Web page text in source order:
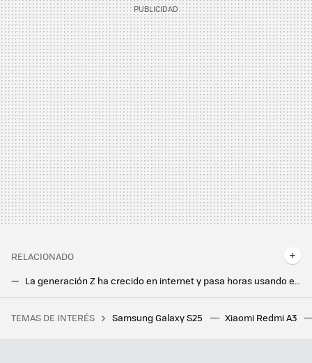
RELACIONADO
La generación Z ha crecido en internet y pasa horas usando el móvil. Eso sí, mejor no les pidas usar herramientas como Excel
El fin de una era. Google Maps tiene una nueva voz para el GPS en España
Este anime de astronautas ostenta un récord loco e imbatible: tener el primer diálogo en una obra de ficción grabada desde la Estación Espacial Internacional
TEMAS DE INTERÉS Samsung Galaxy S25 Xiaomi Redmi A3